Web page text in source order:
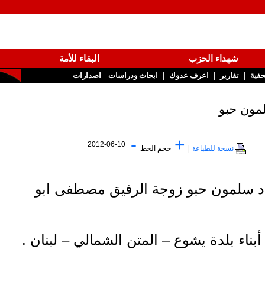
شهداء الحزب
البقاء للأمة
تقارير |اعرف عدوك|ابحاث ودراسات اصدارات
نسخة للطباعة |
+حجم الخط-
2012-06-10
/ سعاد سلمون حبو زوجة الرفيق مصطفى ابو
يشوع – المتن الشمالي – لبنان .